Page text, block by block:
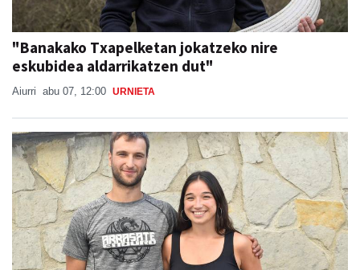
"Banakako Txapelketan jokatzeko nire
eskubidea aldarrikatzen dut"
Aiurri abu 07, 12:00 URNIETA